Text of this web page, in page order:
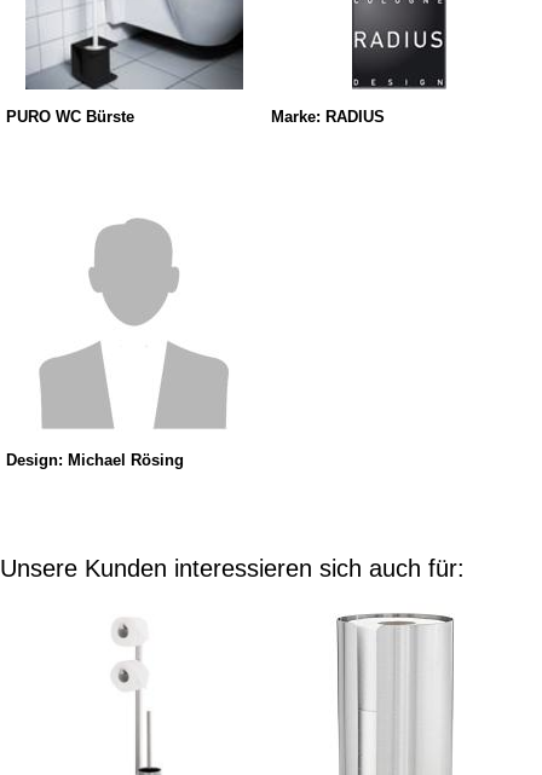
PURO WC Bürste Marke: RADIUS
Design: Michael Rösing
Unsere Kunden interessieren sich auch für: